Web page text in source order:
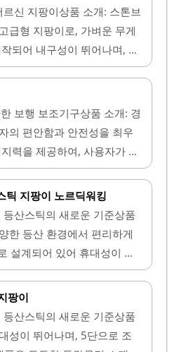
신 지팡이상품 소개: 스톤브
급형 지팡이로, 가벼운 무게
되어 내구성이 뛰어나며, 안
신체 조건에 맞게 조정할 수
립감을 제공하며, 손에 부담
어 더욱 안정적인 사용이
자신감을 주며, 다양한 환경
장치가 있어 안전한 사용
보행 보조기구상품 소개: 경
의 편안함과 안전성을 최우
력을 제공하여, 사용자가 혼
루민으로 제작되어 있어,
공학적으로 설계되어 미끄
사용자가 직접 편리하게 조
니다. 바닥 접지력이 우수하
의료용 느낌이 과하지 않
틱 지팡이 노르딕워킹
산스틱의 새로운 기준상품
한 등산 환경에서 편리하게
설계되어 있어 휴대성이 뛰
. 조작이 간편하여 누구나 쉽
필요 없이 편리하게 사용
, 견고한 구조로 안정적인 지
적합하여, 다양한 산행에
어 있어 사용자의 취향을 만
팡이
산스틱의 새로운 기준상품
성이 뛰어나며, 5단으로 조